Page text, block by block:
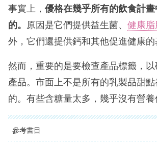
事實上， 優格在幾乎所有的飲食計
的。 原因是它們提供益生菌、 健康脂
外，它們還提供鈣和其他促進健康的
然而，重要的是要檢查產品標籤，
產品。市面上不是所有的乳製品甜
的。有些含糖量太多，幾乎沒有營養
參考書目